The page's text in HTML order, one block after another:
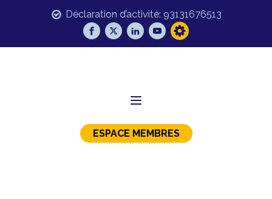
Déclaration d’activité: 93131676513
ESPACE MEMBRES